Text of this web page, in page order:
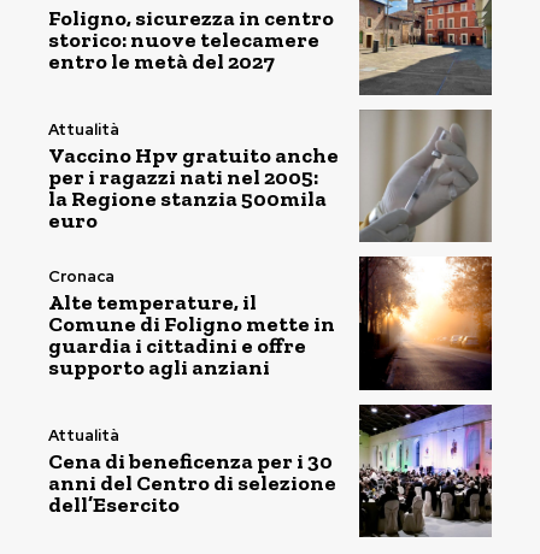
Foligno, sicurezza in centro
storico: nuove telecamere
entro le metà del 2027
Attualità
Vaccino Hpv gratuito anche
per i ragazzi nati nel 2005:
la Regione stanzia 500mila
euro
Cronaca
Alte temperature, il
Comune di Foligno mette in
guardia i cittadini e offre
supporto agli anziani
Attualità
Cena di beneficenza per i 30
anni del Centro di selezione
dell’Esercito